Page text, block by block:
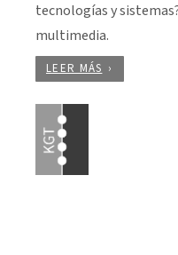
tecnologías y
multimedia.
LEER MÁS